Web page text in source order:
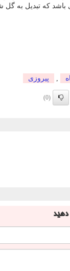
باشد که تبدیل به گل
پیروزی
(0)